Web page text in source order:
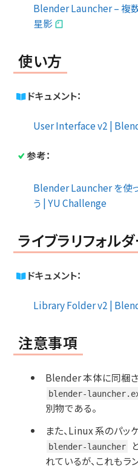
Blender Launcher – 複
星影
使い方
ドキュメント：
User Interface v2 |
参考：
Blender Launcher を使
う | YU Challenge
ライブラリフォル
ドキュメント：
Library Folder v2 |
注意事項
Blender 本体に同梱
blender-
別物である。
また、Linux 系のパッ
blender-launcher
れているが、これも